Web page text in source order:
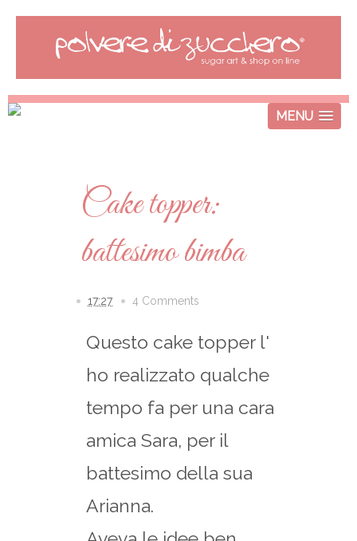
MENU
Cake topper:
battesimo bimba
17:27 4 Comments
Questo cake topper l'
ho realizzato qualche
tempo fa per una cara
amica Sara, per il
battesimo della sua
Arianna.